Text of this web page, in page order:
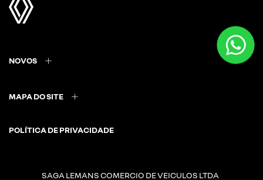
NOVOS
MAPA DO SITE
POLÍTICA DE PRIVACIDADE
SAGA LEMANS COMERCIO DE VEICULOS LTDA